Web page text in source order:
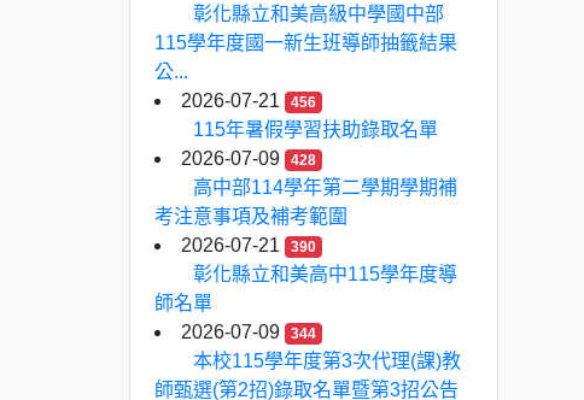
彰化縣立和美高級中學國中部
115學年度國一新生班導師抽籤結果
公...
2026-07-21
456
115年暑假學習扶助錄取名單
2026-07-09
428
高中部114學年第二學期學期補
考注意事項及補考範圍
2026-07-21
390
彰化縣立和美高中115學年度導
師名單
2026-07-09
344
本校115學年度第3次代理(課)教
師甄選(第2招)錄取名單暨第3招公告